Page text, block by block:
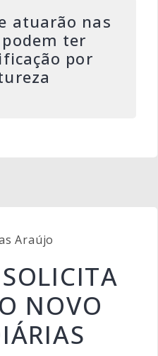
atuarão nas
ter
por
Araújo
NOVO